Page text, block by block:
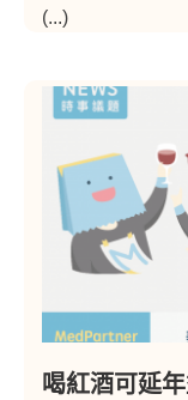
(...)
喝紅酒可延